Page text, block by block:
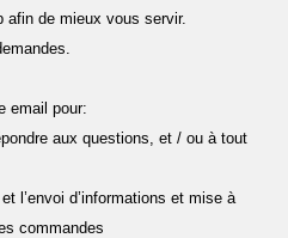
afin de mieux vous servir.
email pour:
aux questions, et / ou à tout
l’envoi d’informations et mise à
commandes